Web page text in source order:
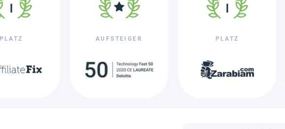
PLATZ AUFSTEIGER PLATZ